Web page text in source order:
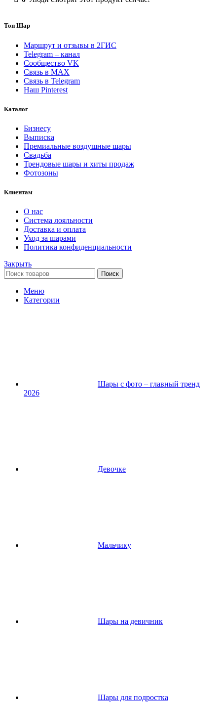
"Первые
Топ Шар
Маршрут и отзывы в 2ГИС
Telegram – канал
Сообщество VK
Связь в MAX
Связь в Telegram
Наш Pinterest
Каталог
Бизнесу
Выписка
Премиальные воздушные шары
Свадьба
Трендовые шары и хиты продаж
Фотозоны
Клиентам
О нас
Система лояльности
Доставка и оплата
Уход за шарами
Политика конфиденциальности
Закрыть
Поиск
Меню
Категории
Шары с фото – главный тренд
2026
Девочке
Мальчику
Шары на девичник
Шары для подростка